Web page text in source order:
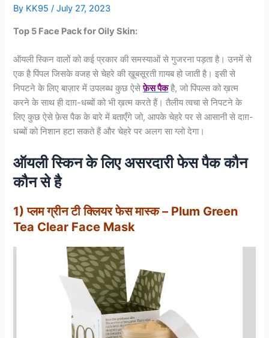
By KK95/July 27, 2023
Top 5 Face Pack for Oily Skin:
ऑयली स्किन वालों को कई प्रकार की समस्याओं से गुजरना पड़ता है। उनमें से
एक है पिंपल जिसके वजह से चेहरे की ख़ूबसूरती ग़ायब हो जाती है। इसी से
निपटने के लिए बाज़ार में उपलब्ध कुछ ऐसेफ़ेस पैकहै, जो पिंपल्स को ख़त्म
करने के साथ ही दाग़-धब्बों को भी ख़त्म करते हैं। तैलीय त्वचा से निपटने के
लिए कुछ ऐसे फ़ेस पैक के बारे में बताएँगे जो, आपके चेहरे पर से आसानी से दाग़-
धब्बों को निशान हटा सकते हैं और चेहरे पर अलग सा ग्लो देगा।
ऑयली स्किन के लिए असरदारी फेस पैक कौन
कौन से है
1) प्लम ग्रीन टी क्लियर फेस मास्क – Plum Green
Tea Clear Face Mask